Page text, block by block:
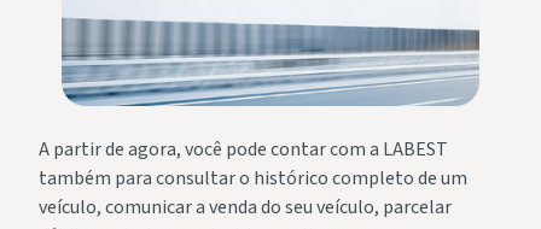
A partir de agora, você pode contar com a LABEST
também para consultar o histórico completo de um
veículo, comunicar a venda do seu veículo, parcelar